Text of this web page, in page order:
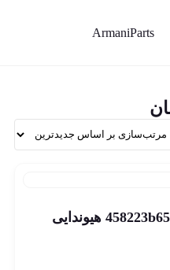
هوزینگ دیفرانسیل کد 458223b650 هیوندایی